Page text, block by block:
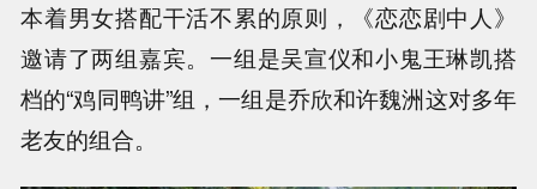
本着男女搭配干活不累的原则，《恋恋剧中人》
邀请了两组嘉宾。一组是吴宣仪和小鬼王琳凯搭
档的“鸡同鸭讲”组，一组是乔欣和许魏洲这对多年
老友的组合。